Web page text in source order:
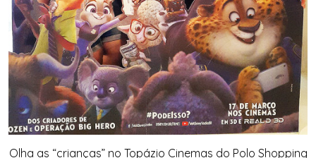
Olha as “crianças” no Topázio Cinemas do Polo Shopping